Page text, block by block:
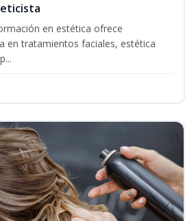
en estética ofrece
en tratamientos faciales, estética